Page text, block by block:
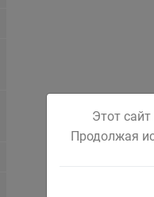
Этот
Продолжая